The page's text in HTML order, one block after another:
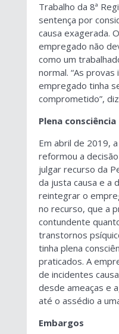
Trabalho da 8ª
sentença por
causa exagerada.
empregado não
como um
normal. “As provas
empregado tinha
comprometido”,
Plena consciência
Em abril de 2019,
reformou a
julgar recurso da
da justa causa e a
reintegrar o
no recurso, que a
contundente
transtornos
tinha plena
praticados. A
de incidentes
desde ameaças e
até o assédio a
Embargos